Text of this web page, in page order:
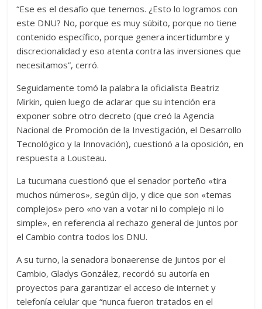
“Ese es el desafío que tenemos. ¿Esto lo logramos con
este DNU? No, porque es muy súbito, porque no tiene
contenido específico, porque genera incertidumbre y
discrecionalidad y eso atenta contra las inversiones que
necesitamos”, cerró.
Seguidamente tomó la palabra la oficialista Beatriz
Mirkin, quien luego de aclarar que su intención era
exponer sobre otro decreto (que creó la Agencia
Nacional de Promoción de la Investigación, el Desarrollo
Tecnológico y la Innovación), cuestionó a la oposición, en
respuesta a Lousteau.
La tucumana cuestionó que el senador porteño «tira
muchos números», según dijo, y dice que son «temas
complejos» pero «no van a votar ni lo complejo ni lo
simple», en referencia al rechazo general de Juntos por
el Cambio contra todos los DNU.
A su turno, la senadora bonaerense de Juntos por el
Cambio, Gladys González, recordó su autoría en
proyectos para garantizar el acceso de internet y
telefonía celular que “nunca fueron tratados en el